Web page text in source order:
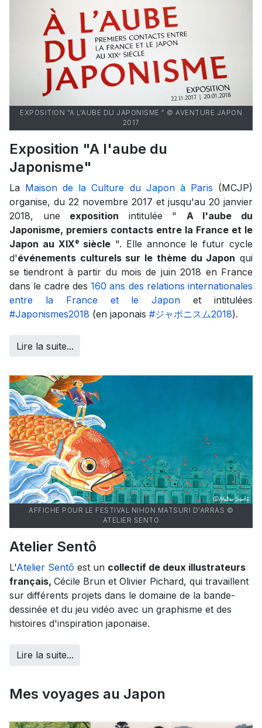
EXPOSITION "A L'AUBE DU JAPONISME " © AVENTURE JAPON
2017
Exposition "A l'aube du
Japonisme"
La Maison de la Culture du Japon à Paris (MCJP)
organise, du 22 novembre 2017 et jusqu'au 20 janvier
2018, une exposition intitulée " A l'aube du
Japonisme, premiers contacts entre la France et le
Japon au XIXe siècle ". Elle annonce le futur cycle
d'événements culturels sur le thème du Japon qui
se tiendront à partir du mois de juin 2018 en France
dans le cadre des 160 ans des relations internationales
entre la France et le Japon et intitulées
#Japonismes2018 (en japonais #ジャポニスム2018).
Lire la suite...
AFFICHE POUR LE FESTIVAL NIHON MATSURI D'ARRAS ©
ATELIER SENTO
Atelier Sentô
L'Atelier Sentô est un collectif de deux illustrateurs
français, Cécile Brun et Olivier Pichard, qui travaillent
sur différents projets dans le domaine de la bande-
dessinée et du jeu vidéo avec un graphisme et des
histoires d'inspiration japonaise.
Lire la suite...
Mes voyages au Japon